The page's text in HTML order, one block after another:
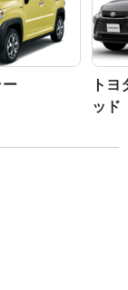
ー
ト
ッド